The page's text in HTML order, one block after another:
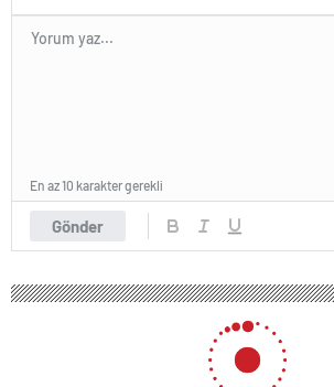
Gönder
En az 10 karakter gerekli